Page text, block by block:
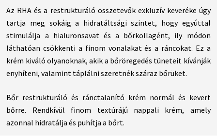
Az RHA és a restrukturáló összetevők exkluzív keveréke úgy
tartja meg sokáig a hidratáltsági szintet, hogy egyúttal
stimulálja a hialuronsavat és a bőrkollagént, ily módon
láthatóan csökkenti a finom vonalakat és a ráncokat. Ez a
krém kiváló olyanoknak, akik a bőröregedés tüneteit kívánják
enyhíteni, valamint táplálni szeretnék száraz bőrüket.
Bőr restrukturáló és ránctalanító krém normál és kevert
bőrre. Rendkívül finom textúrájú nappali krém, amely
azonnal hidratálja és puhítja a bőrt.